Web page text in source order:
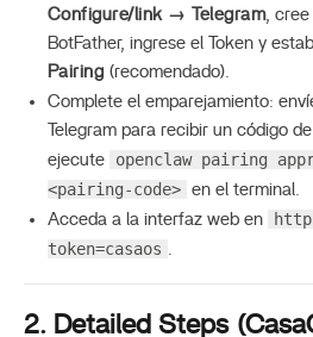
Configure/link → Telegram, cree
BotFather, ingrese el Token y
Pairing(recomendado).
Complete el emparejamiento:
Telegram para recibir un código
ejecute
openclaw pairing
<pairing-code> en el terminal.
Acceda a la interfaz web en
token=casaos .
2. Detailed Steps